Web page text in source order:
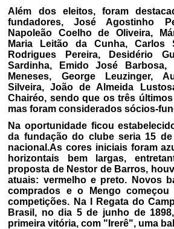
Além dos eleitos, foram
fundadores, José Agostinho
Napoleão Coelho de Oliveira,
Maria Leitão da Cunha, Carlos
Rodrigues Pereira, Desidério
Sardinha, Emido José
Meneses, George Leuzinger,
Silveira, João de Almeida
Chairéo, sendo que os três
mas foram considerados sócios-
Na oportunidade ficou
da fundação do clube seria 15
nacional.As cores iniciais foram
horizontais bem largas,
proposta de Nestor de Barros,
atuais: vermelho e preto. Novos
comprados e o Mengo começou
competições. Na I Regata do
Brasil, no dia 5 de junho de
primeira vitória, com "Irerê", uma